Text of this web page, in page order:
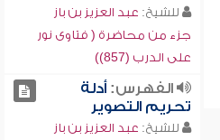
للشيخ: عبد العزيز بن باز
جزء من محاضرة ( فتاوى نور
على الدرب (857))
الفهرس:أدلة
تحريم التصوير
للشيخ: عبد العزيز بن باز